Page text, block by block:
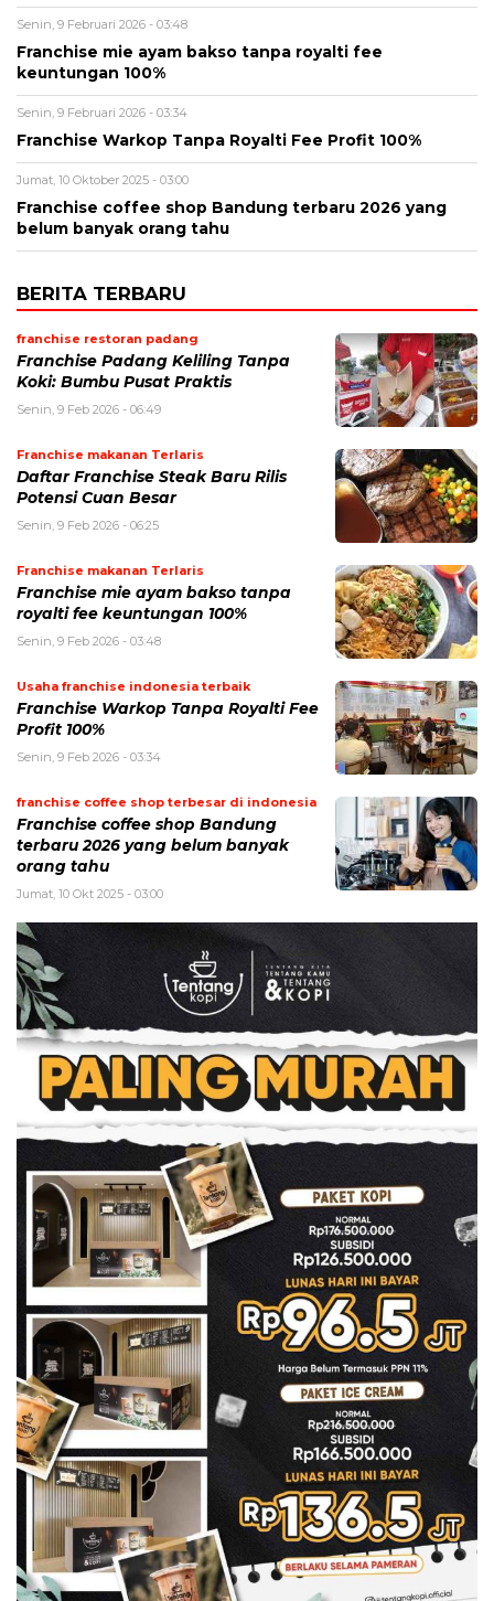
Senin, 9 Februari 2026 - 03:48
Franchise mie ayam bakso tanpa royalti fee
keuntungan 100%
Senin, 9 Februari 2026 - 03:34
Franchise Warkop Tanpa Royalti Fee Profit 100%
Jumat, 10 Oktober 2025 - 03:00
Franchise coffee shop Bandung terbaru 2026 yang
belum banyak orang tahu
BERITA TERBARU
franchise restoran padang
Franchise Padang Keliling Tanpa
Koki: Bumbu Pusat Praktis
Senin, 9 Feb 2026 - 06:49
Franchise makanan Terlaris
Daftar Franchise Steak Baru Rilis
Potensi Cuan Besar
Senin, 9 Feb 2026 - 06:25
Franchise makanan Terlaris
Franchise mie ayam bakso tanpa
royalti fee keuntungan 100%
Senin, 9 Feb 2026 - 03:48
Usaha franchise indonesia terbaik
Franchise Warkop Tanpa Royalti Fee
Profit 100%
Senin, 9 Feb 2026 - 03:34
franchise coffee shop terbesar di indonesia
Franchise coffee shop Bandung
terbaru 2026 yang belum banyak
orang tahu
Jumat, 10 Okt 2025 - 03:00